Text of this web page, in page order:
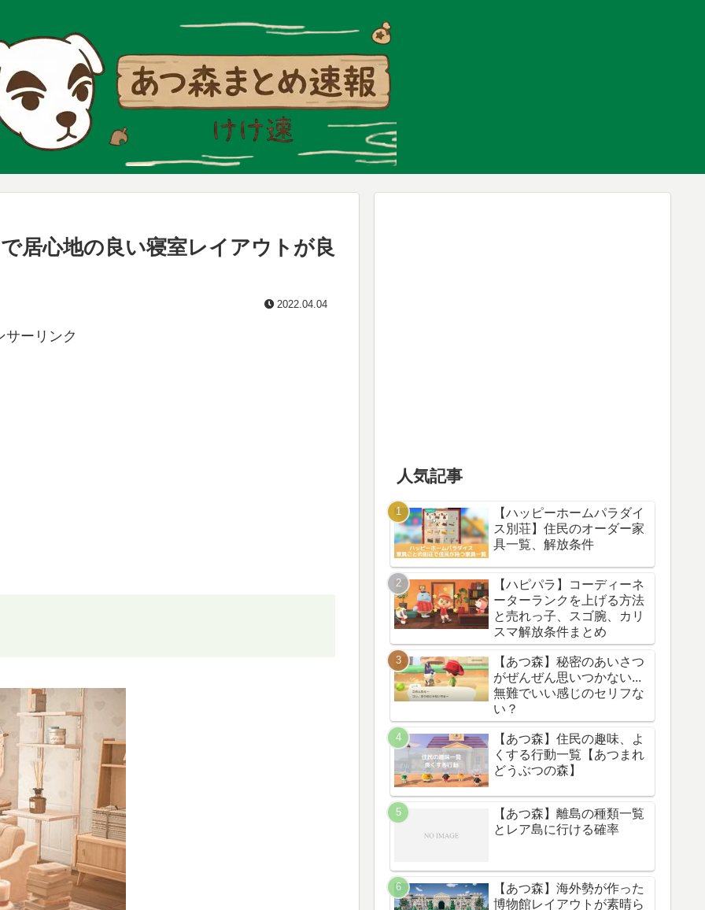
居心地の良い寝室レイアウトが良
2022.04.04
サーリンク
人気記事
【ハッピーホームパラダイ
ス別荘】住民のオーダー家
具一覧、解放条件
【ハピパラ】コーディーネ
ーターランクを上げる方法
と売れっ子、スゴ腕、カリ
スマ解放条件まとめ
【あつ森】秘密のあいさつ
がぜんぜん思いつかない...
無難でいい感じのセリフな
い？
【あつ森】住民の趣味、よ
くする行動一覧【あつまれ
どうぶつの森】
【あつ森】離島の種類一覧
とレア島に行ける確率
【あつ森】海外勢が作った
博物館レイアウトが素晴ら